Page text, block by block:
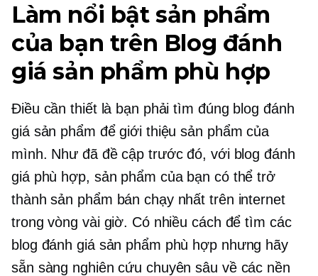
Làm nổi bật sản phẩm
của bạn trên Blog đánh
giá sản phẩm phù hợp
Điều cần thiết là bạn phải tìm đúng blog đánh
giá sản phẩm để giới thiệu sản phẩm của
mình. Như đã đề cập trước đó, với blog đánh
giá phù hợp, sản phẩm của bạn có thể trở
thành sản phẩm bán chạy nhất trên internet
trong vòng vài giờ. Có nhiều cách để tìm các
blog đánh giá sản phẩm phù hợp nhưng hãy
sẵn sàng nghiên cứu chuyên sâu về các nền